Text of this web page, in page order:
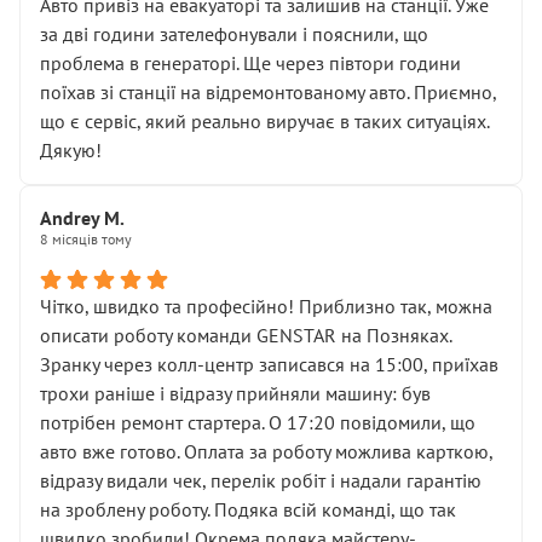
чіткого пояснення
( ну все зняли та доробили) дякую!
Окремий момент, який виглядає абсурдно:
мені заявили, що бачок гальмівної рідини потрібно
міняти разом із головним гальмівним циліндром у
Для людини, яка хоча б трохи розуміється на техніці,
це звучить як мінімум непрофесійно, а як максимум —
спроба продати дорогий вузол замість елементарних
ущільнювачів.
Що прикро — це не перший мій візит. Раніше міняв у
вас стартер, і тоді сервіс наче справив хороше
враження. Але згодом знайшов декілька гайок під
лобовим склом. Мені пояснили, що це “старі гайки, які
відкручували”, і попросили не хвилюватися. ( надіюсь
новий власник, не застяг в полі))
Але після нинішнього візиту такі дрібниці вже не
здаються дрібницями.
Авто привіз на евакуаторі та залишив на станції. Уже
за дві години зателефонували і пояснили, що
проблема в генераторі. Ще через півтори години
поїхав зі станції на відремонтованому авто. Приємно,
що є сервіс, який реально виручає в таких ситуаціях.
Дякую!
Andrey M.
8 місяців тому
Чітко, швидко та професійно! Приблизно так, можна
описати роботу команди GENSTAR на Позняках.
Зранку через колл-центр записався на 15:00, приїхав
трохи раніше і відразу прийняли машину: був
потрібен ремонт стартера. О 17:20 повідомили, що
авто вже готово. Оплата за роботу можлива карткою,
відразу видали чек, перелік робіт і надали гарантію
на зроблену роботу. Подяка всій команді, що так